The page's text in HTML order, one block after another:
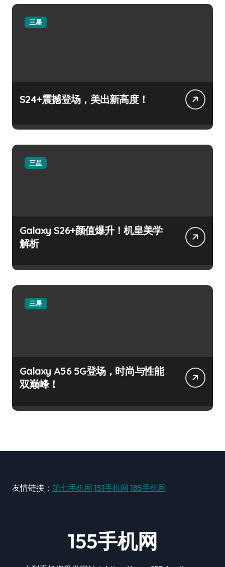
三星
S24+震撼登场，美出新高度！
三星
Galaxy S26+颜值爆升！机皇美学
解析
三星
Galaxy A56 5G登场，时尚与性能
双巅峰！
友情链接： 第七手机网 151手机网 185手机网
155手机网